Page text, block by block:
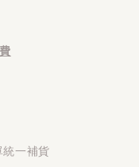
統一補貨